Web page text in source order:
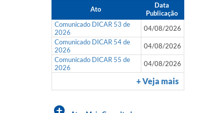
Ato
Data
Publicação
Comunicado DICAR 53 de
2026
04/08/2026
Comunicado DICAR 54 de
2026
04/08/2026
Comunicado DICAR 55 de
2026
04/08/2026
+ Veja mais